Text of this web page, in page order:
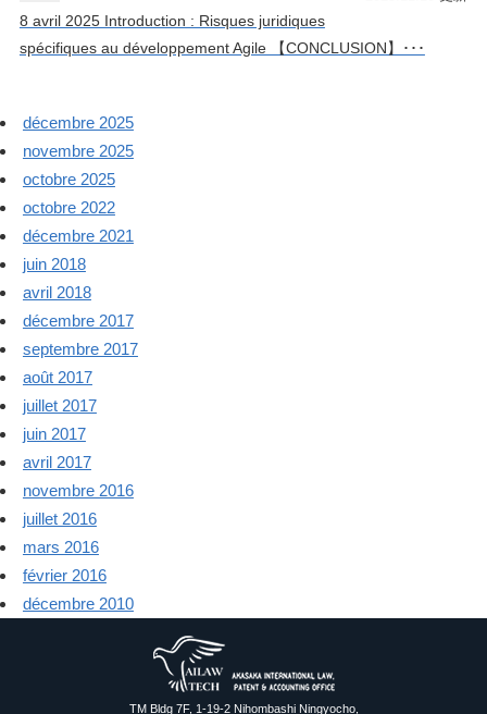
8 avril 2025 Introduction : Risques juridiques
spécifiques au développement Agile 【CONCLUSION】･･･
décembre 2025
novembre 2025
octobre 2025
octobre 2022
décembre 2021
juin 2018
avril 2018
décembre 2017
septembre 2017
août 2017
juillet 2017
juin 2017
avril 2017
novembre 2016
juillet 2016
mars 2016
février 2016
décembre 2010
TM Bldg 7F, 1-19-2 Nihombashi Ningyocho,